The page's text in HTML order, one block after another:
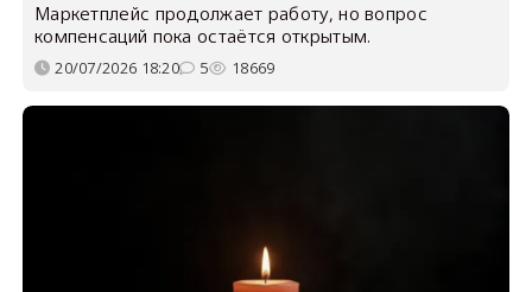
Маркетплейс продолжает работу, но вопрос
компенсаций пока остаётся открытым.
20/07/2026 18:20 5 18669